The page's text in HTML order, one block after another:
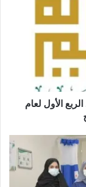
خلال الربع الأول لعام